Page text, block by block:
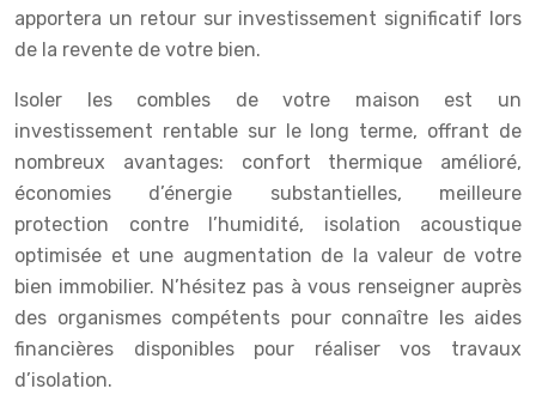
apportera un retour sur investissement significatif lors
de la revente de votre bien.
Isoler les combles de votre maison est un
investissement rentable sur le long terme, offrant de
nombreux avantages: confort thermique amélioré,
économies d’énergie substantielles, meilleure
protection contre l’humidité, isolation acoustique
optimisée et une augmentation de la valeur de votre
bien immobilier. N’hésitez pas à vous renseigner auprès
des organismes compétents pour connaître les aides
financières disponibles pour réaliser vos travaux
d’isolation.